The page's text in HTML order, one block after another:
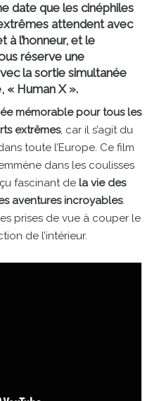
date que les cinéphiles
attendent avec
à l’honneur, et le
réserve une
la sortie simultanée
« Human X ».
mémorable pour tous les
extrêmes, car il s’agit du
toute l’Europe. Ce film
dans les coulisses
fascinant de la vie des
aventures incroyables.
prises de vue à couper le
de l’intérieur.